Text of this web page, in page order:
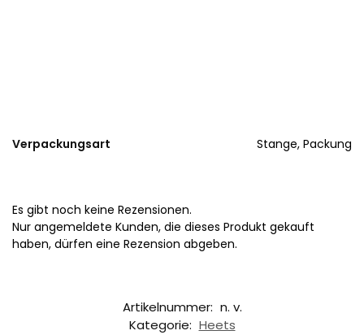
Verpackungsart Stange, Packung
Es gibt noch keine Rezensionen.
Nur angemeldete Kunden, die dieses Produkt gekauft
haben, dürfen eine Rezension abgeben.
Artikelnummer: n. v.
Kategorie: Heets